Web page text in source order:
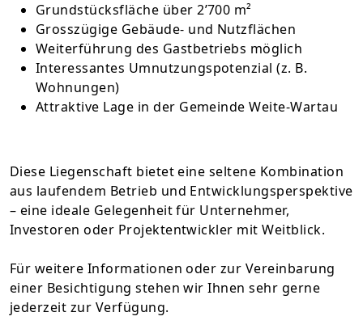
Grundstücksfläche über 2’700 m²
Grosszügige Gebäude- und Nutzflächen
Weiterführung des Gastbetriebs möglich
Interessantes Umnutzungspotenzial (z. B.
Wohnungen)
Attraktive Lage in der Gemeinde Weite-Wartau
Diese Liegenschaft bietet eine seltene Kombination
aus laufendem Betrieb und Entwicklungsperspektive
– eine ideale Gelegenheit für Unternehmer,
Investoren oder Projektentwickler mit Weitblick.
Für weitere Informationen oder zur Vereinbarung
einer Besichtigung stehen wir Ihnen sehr gerne
jederzeit zur Verfügung.